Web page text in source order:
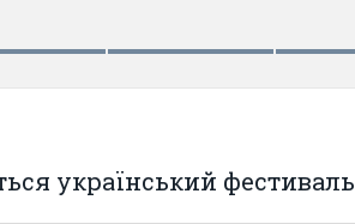
український фестиваль